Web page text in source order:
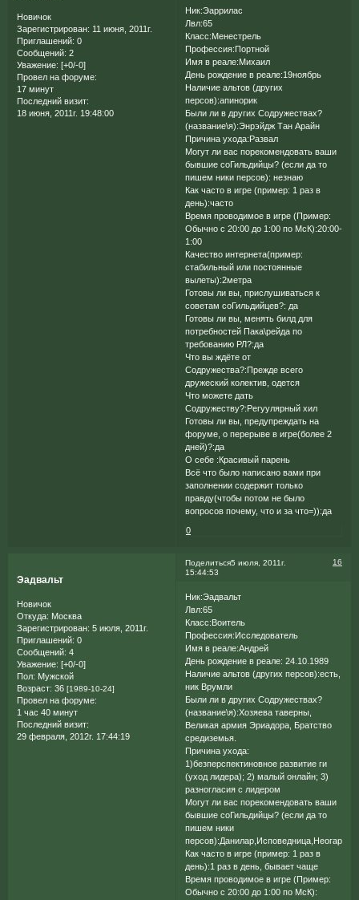
Новичок
Зарегистрирован: 11 июня, 2011г.
Приглашений: 0
Сообщений: 2
Уважение: [+0/-0]
Провел на форуме:
17 минут
Последний визит:
18 июня, 2011г. 19:48:00
Ник:Эаррилас
Лвл:65
Класс:Менестрель
Профессия:Портной
Имя в реале:Михаил
День рождение в реале:19ноябрь
Наличие альтов (других
персов):апинорик
Были ли в других Содружествах?
(название\я):Энрэйдж Тан Арайн
Причина ухода:Развал
Могут ли вас порекомендовать ваши
бывшие соГильдийцы? (если да то
пишем ники персов): незнаю
Как часто в игре (пример: 1 раз в
день):часто
Время проводимое в игре (Пример:
Обычно с 20:00 до 1:00 по МсК):20:00-
1:00
Качество интернета(пример:
стабильный или постоянные
вылеты):2метра
Готовы ли вы, прислушиваться к
советам соГильдийцев?: да
Готовы ли вы, менять билд для
потребностей Пака\рейда по
требованию РЛ?:да
Что вы ждёте от
Содружества?:Прежде всего
дружеский колектив, одется
Что можете дать
Содружеству?:Регуулярный хил
Готовы ли вы, предупреждать на
форуме, о перерыве в игре(более 2
дней)?:да
О себе :Красивый парень
Всё что было написано вами при
заполнении содержит только
правду(чтобы потом не было
вопросов почему, что и за что=)):да
0
Поделиться 16
5 июля, 2011г.
15:44:53
Эадвальт
Новичок
Откуда: Москва
Зарегистрирован: 5 июля, 2011г.
Приглашений: 0
Сообщений: 4
Уважение: [+0/-0]
Пол: Мужской
Возраст: 36 [1989-10-24]
Провел на форуме:
1 час 40 минут
Последний визит:
29 февраля, 2012г. 17:44:19
Ник:Эадвальт
Лвл:65
Класс:Воитель
Профессия:Исследователь
Имя в реале:Андрей
День рождение в реале: 24.10.1989
Наличие альтов (других персов):есть,
ник Врумли
Были ли в других Содружествах?
(название\я):Хозяева таверны,
Великая армия Эриадора, Братство
средиземья.
Причина ухода:
1)безперспектиновное развитие ги
(уход лидера); 2) малый онлайн; 3)
разногласия с лидером
Могут ли вас порекомендовать ваши
бывшие соГильдийцы? (если да то
пишем ники
Как часто в игре (пример: 1 раз в
день):1 раз в день, бывает чаще
Время проводимое в игре (Пример:
Обычно с 20:00 до 1:00 по МсК):